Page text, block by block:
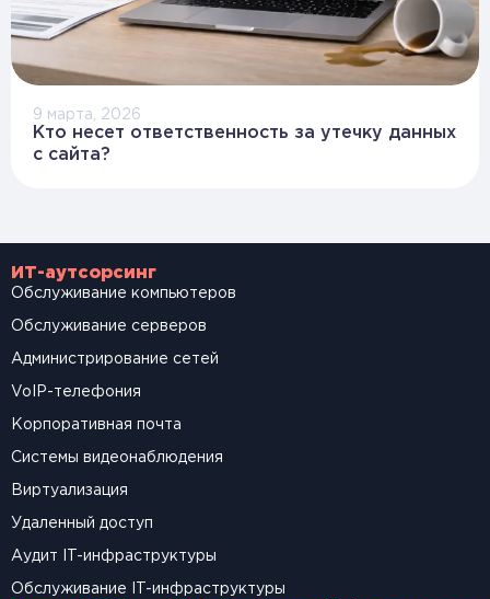
9 марта, 2026
Кто несет ответственность за утечку данных
с сайта?
ИТ-аутсорсинг
Обслуживание компьютеров
Обслуживание серверов
Администрирование сетей
VoIP-телефония
Корпоративная почта
Системы видеонаблюдения
Виртуализация
Удаленный доступ
Аудит IT-инфраструктуры
Обслуживание IT-инфраструктуры